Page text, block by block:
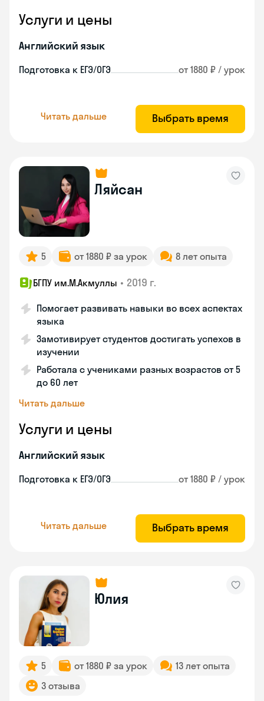
Услуги и цены
Английский язык
Подготовка к ЕГЭ/ОГЭ от 1880 ₽ / урок
Читать дальше Выбрать время
Ляйсан
5 от 1880 ₽ за урок 8 лет опыта
БГПУ им.М.Акмуллы • 2019 г.
Помогает развивать навыки во всех аспектах
языка
Замотивирует студентов достигать успехов в
изучении
Работала с учениками разных возрастов от 5
до 60 лет
Читать дальше
Услуги и цены
Английский язык
Подготовка к ЕГЭ/ОГЭ от 1880 ₽ / урок
Читать дальше Выбрать время
Юлия
5 от 1880 ₽ за урок
13 лет опыта
3 отзыва